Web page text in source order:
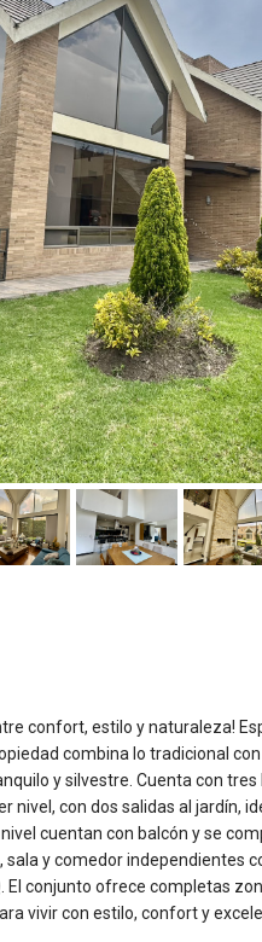
confort, estilo y naturaleza!
combina lo tradicional
y silvestre. Cuenta con
nivel, con dos salidas al jardín,
cuentan con balcón y se
y comedor independientes
conjunto ofrece completas
vivir con estilo, confort y